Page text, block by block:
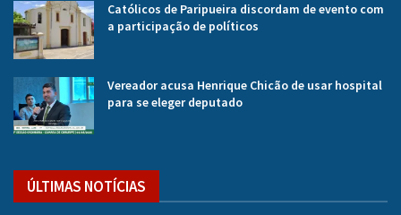
Católicos de Paripueira discordam de evento com
a participação de políticos
Vereador acusa Henrique Chicão de usar hospital
para se eleger deputado
ÚLTIMAS NOTÍCIAS